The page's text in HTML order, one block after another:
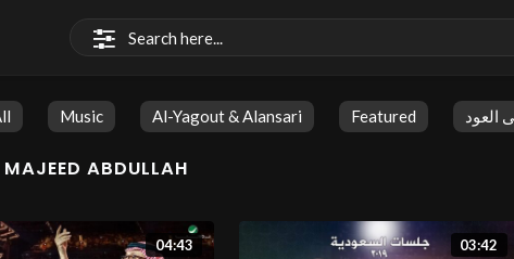
Music Al-Yagout & Alansari Featured العود
ABDULLAH
04:43 03:42